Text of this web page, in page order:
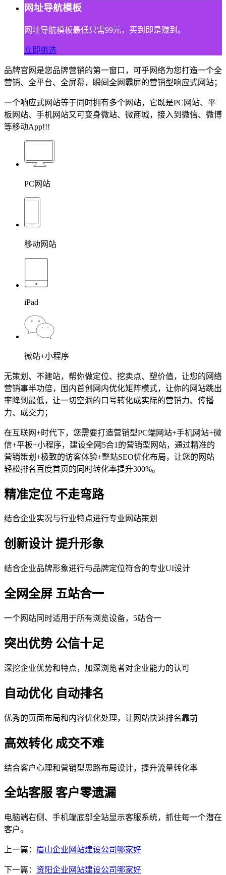
网址导航模板
网址导航模板最低只需99元，买到即是赚到。
立即挑选
品牌官网是您品牌营销的第一窗口，可乎网络为您打造一个全
营销、全平台、全屏幕，瞬间全网霸屏的营销型响应式网站；
一个响应式网站等于同时拥有多个网站，它既是PC网站、平
板网站、手机网站又可变身微站、微商城，接入到微信、微博
等移动App!!!
PC网站
移动网站
iPad
微站+小程序
无策划、不建站，帮你做定位、挖卖点、塑价值，让您的网络
营销事半功倍，国内首创网内优化矩阵模式，让你的网站跳出
率降到最低，让一切空洞的口号转化成实际的营销力、传播
力、成交力；
在互联网+时代下，您需要打造营销型PC端网站+手机网站+微
信+平板+小程序，建设全网5合1的营销型网站，通过精准的
营销策划+极致的访客体验+整站SEO优化布局，让您的网站
轻松排名百度首页的同时转化率提升300%。
精准定位 不走弯路
结合企业实况与行业特点进行专业网站策划
创新设计 提升形象
结合企业品牌形象进行与品牌定位符合的专业UI设计
全网全屏 五站合一
一个网站同时适用于所有浏览设备，5站合一
突出优势 公信十足
深挖企业优势和特点，加深浏览者对企业能力的认可
自动优化 自动排名
优秀的页面布局和内容优化处理，让网站快速排名靠前
高效转化 成交不难
结合客户心理和营销型思路布局设计，提升流量转化率
全站客服 客户零遗漏
电脑端右侧、手机端底部全站显示客服系统，抓住每一个潜在
客户。
上一篇： 眉山企业网站建设公司哪家好
下一篇： 资阳企业网站建设公司哪家好